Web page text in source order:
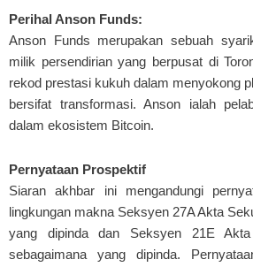
Perihal Anson Funds:
Anson Funds merupakan sebuah
milik persendirian yang berpusat di
rekod prestasi kukuh dalam menyokong
bersifat transformasi. Anson ialah
dalam ekosistem Bitcoin.
Pernyataan Prospektif
Siaran akhbar ini mengandungi
lingkungan makna Seksyen 27A Akta
yang dipinda dan Seksyen 21E
sebagaimana yang dipinda.